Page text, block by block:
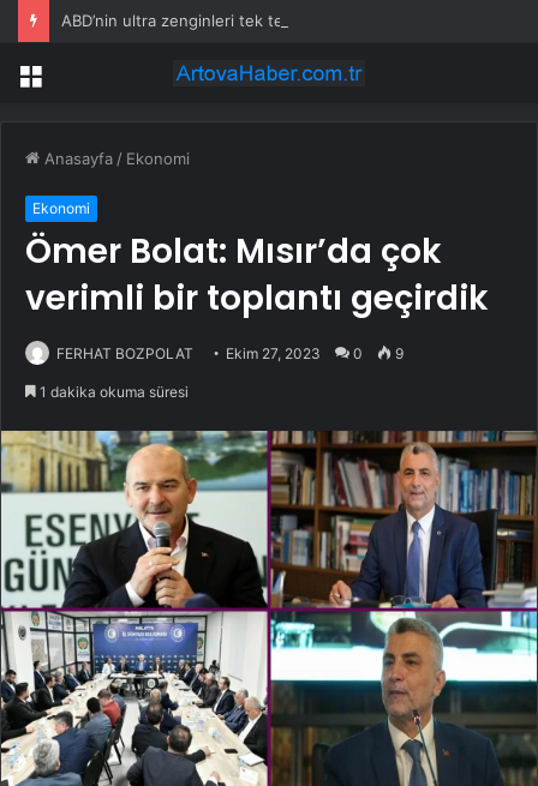
Menü
Anasayfa / Ekonomi
Ekonomi
Ömer Bolat: Mısır’da çok
verimli bir toplantı geçirdik
FERHAT BOZPOLAT Ekim 27, 2023 0 9
1 dakika okuma süresi